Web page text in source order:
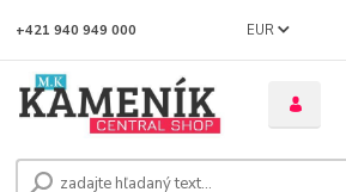
EUR
+421 940 949 000